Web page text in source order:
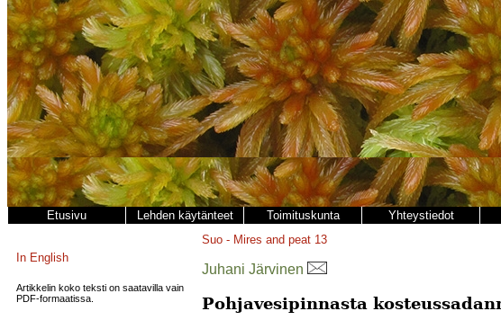
Etusivu Lehden käytänteet Toimituskunta Yhteystiedot
In English
Artikkelin koko teksti on saatavilla vain
PDF-formaatissa.
Suo - Mires and peat 13
Juhani Järvinen
Pohjavesipinnasta